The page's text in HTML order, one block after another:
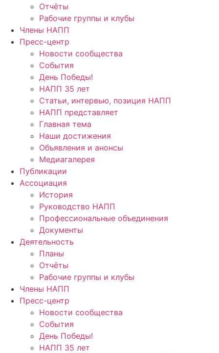
Отчёты
Рабочие группы и клубы
Члены НАПП
Пресс-центр
Новости сообщества
События
День Победы!
НАПП 35 лет
Статьи, интервью, позиция НАПП
НАПП представляет
Главная тема
Наши достижения
Объявления и анонсы
Медиагалерея
Публикации
Ассоциация
История
Руководство НАПП
Профессиональные объединения
Документы
Деятельность
Планы
Отчёты
Рабочие группы и клубы
Члены НАПП
Пресс-центр
Новости сообщества
События
День Победы!
НАПП 35 лет